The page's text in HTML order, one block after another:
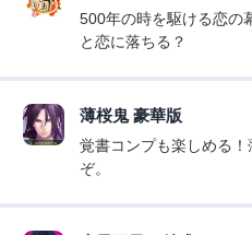
500年の時を駆ける恋
と恋に落ちる？
薄桜鬼 豪華版
覚書コンプも楽しめる
ぞ。